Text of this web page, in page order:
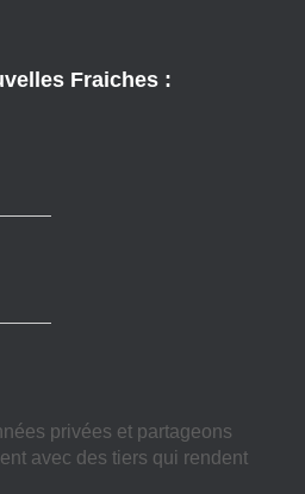
Fraiches :
privées et partageons
avec des tiers qui rendent